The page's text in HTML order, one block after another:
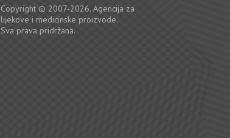
Copyright © 2007-2026. Agencija za
lijekove i medicinske proizvode.
Sva prava pridržana.